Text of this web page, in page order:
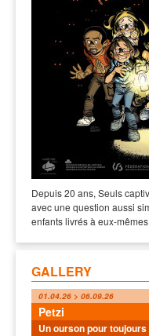
Depuis 20 ans, Seuls
avec une question aussi
enfants livrés à eux-
GALLERY
01.04.26 > 06.09.26
Petzi
Un ourson pour toujours